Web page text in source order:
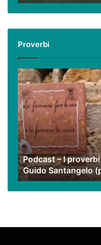
mappa
virtuale
nostri
video
Proverbi
Podcast
–
I
proverbi
cilentani
raccontati
da
Guido
Santangelo
(parte
due)
Podcast – I
Guido Santangelo